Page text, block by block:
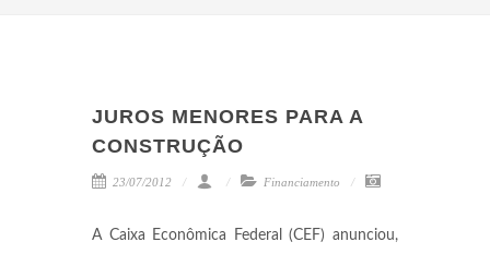
JUROS MENORES PARA A
CONSTRUÇÃO
23/07/2012 Financiamento
A Caixa Econômica Federal (CEF) anunciou,